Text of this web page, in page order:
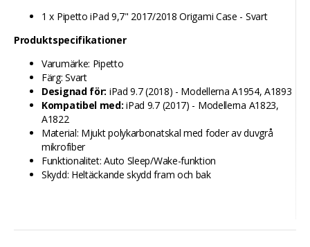
1 x Pipetto iPad 9,7" 2017/2018 Origami Case - Svart
Produktspecifikationer
Varumärke: Pipetto
Färg: Svart
Designad för: iPad 9.7 (2018) - Modellerna A1954, A1893
Kompatibel med:iPad 9.7 (2017) - Modellerna A1823,
A1822
Material: Mjukt polykarbonatskal med foder av duvgrå
mikrofiber
Funktionalitet: Auto Sleep/Wake-funktion
Skydd: Heltäckande skydd fram och bak